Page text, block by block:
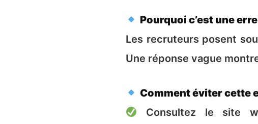
Pourquoi c’est une
Les recruteurs posent
Une réponse vague
Comment éviter cette
Consultez le site